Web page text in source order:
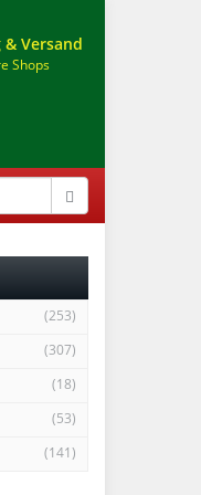
Versand
Shops
(253)
(307)
(18)
(53)
(141)